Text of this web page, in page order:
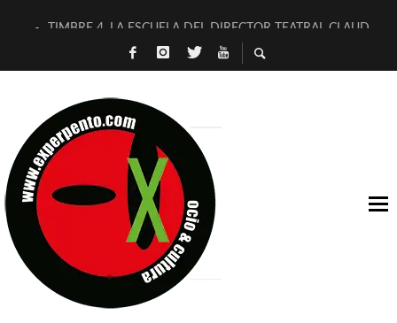
TIMBRE 4, LA ESCUELA DEL DIRECTOR TEATRAL CLAUDIO
30 AÑOS (NO ES NADA) DE LA KATARSIS DEL TOMATAZO
D’BALDOMEROS REINVENTAN [BITÁCORA 3.0] EN EXVITA
MARSHALL FLASH PRESENTA EN EXVITA [RELATIVA
JOFRE BARDAGÍ EN EXVITA INTERPRETANDO A SERRAT
YORCH PRESENTA [CURSO DE ARMONÍA PERSECUTORIA]
MAGALÍ SARE NOS EXPLICA [DESCASADA]
«NO TENGO PUTOS SUEÑOS»